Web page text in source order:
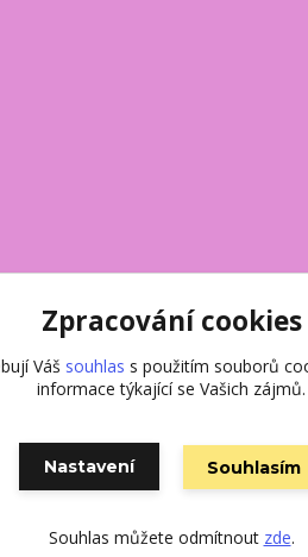
Vytvořeno na Eshop-rychle.cz
Zpracování cookies
Váš souhlas s použitím souborů
informace týkající se Vašich zájmů.
Nastavení Souhlasím
Souhlas můžete odmítnout zde.